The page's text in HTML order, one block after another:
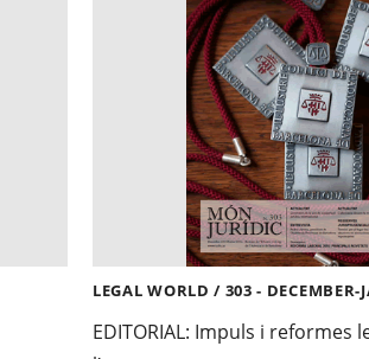
LEGAL WORLD / 303 - DECEMBER-
EDITORIAL: Impuls i reformes